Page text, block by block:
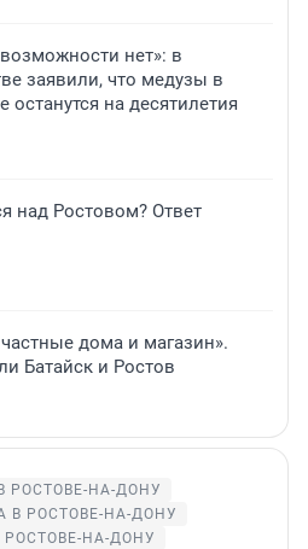
нет»: в
заявили, что медузы в
на десятилетия
над Ростовом? Ответ
дома и магазин».
Батайск и Ростов
РОСТОВЕ-НА-ДОНУ
В РОСТОВЕ-НА-ДОНУ
РОСТОВЕ-НА-ДОНУ